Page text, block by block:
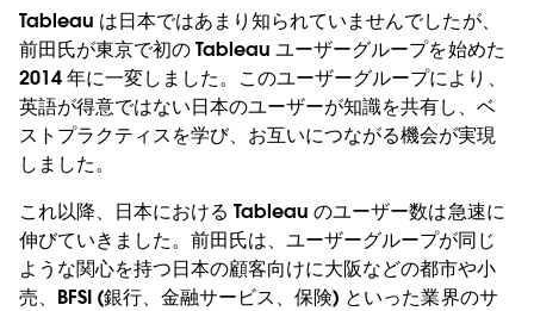
Tableau は日本ではあまり知られていませんでしたが、
前田氏が東京で初の Tableau ユーザーグループを始めた
2014 年に一変しました。このユーザーグループにより、
英語が得意ではない日本のユーザーが知識を共有し、ベ
ストプラクティスを学び、お互いにつながる機会が実現
しました。
これ以降、日本における Tableau のユーザー数は急速に
伸びていきました。前田氏は、ユーザーグループが同じ
ような関心を持つ日本の顧客向けに大阪などの都市や小
売、BFSI (銀行、金融サービス、保険) といった業界のサ